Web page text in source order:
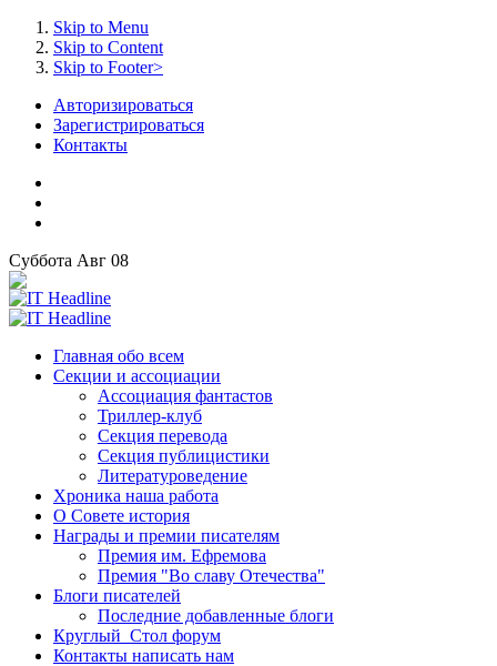
Skip to Menu
Skip to Content
Skip to Footer>
Авторизироваться
Зарегистрироваться
Контакты
Суббота Авг 08
Главная обо всем
Секции и ассоциации
Ассоциация фантастов
Триллер-клуб
Секция перевода
Секция публицистики
Литературоведение
Хроника наша работа
О Совете история
Награды и премии писателям
Премия им. Ефремова
Премия "Во славу Отечества"
Блоги писателей
Последние добавленные блоги
Круглый_Стол форум
Контакты написать нам